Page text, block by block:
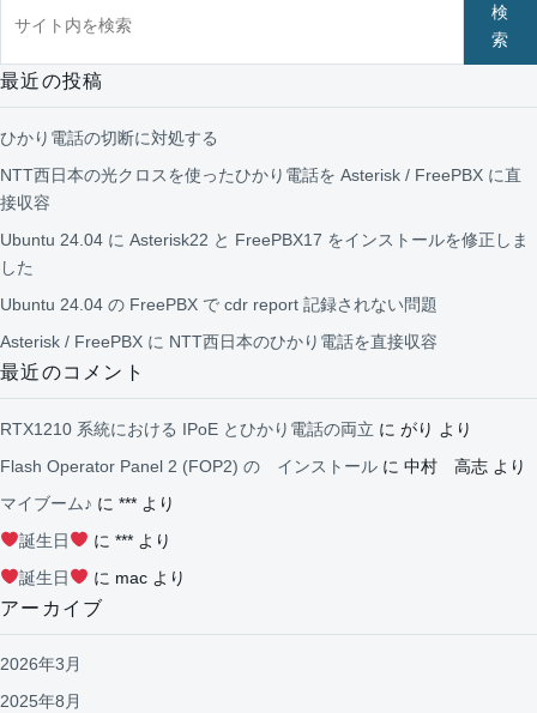
検
索
最近の投稿
ひかり電話の切断に対処する
NTT西日本の光クロスを使ったひかり電話を Asterisk / FreePBX に直
接収容
Ubuntu 24.04 に Asterisk22 と FreePBX17 をインストールを修正しま
した
Ubuntu 24.04 の FreePBX で cdr report 記録されない問題
Asterisk / FreePBX に NTT西日本のひかり電話を直接収容
最近のコメント
RTX1210 系統における IPoE とひかり電話の両立 に がり より
Flash Operator Panel 2 (FOP2) の インストール に 中村 高志 より
マイブーム♪ に *** より
誕生日
に ***より
誕生日
に macより
アーカイブ
2026年3月
2025年8月